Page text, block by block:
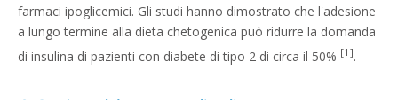
farmaci ipoglicemici. Gli studi hanno dimostrato che l'adesione
a lungo termine alla dieta chetogenica può ridurre la domanda
di insulina di pazienti con diabete di tipo 2 di circa il 50% [1].